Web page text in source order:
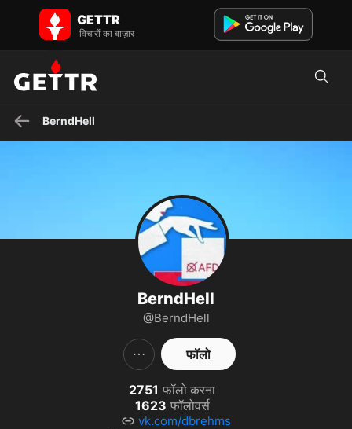
GETTR पर BerndHell - प्रोफाइल और पोस्ट on GETTR
GETTR पर BerndHell की प्रोफाइल देखें। उनकी पोस्ट, फोटो, वीडियो देखें और
सामाजिक प्लेटफॉर्म पर उनसे जुड़ें।
GETTR
विचारों का बाज़ार
BerndHell
BerndHell
@BerndHell
फॉलो
2751 फॉलो करना
1623 फॉलोवर्स
vk.com/dbrehms